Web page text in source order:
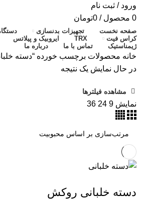
ورود / ثبت نام
0 محصول / تومان0
صفحه نخست تجهیزات بدنسازی
کراس فیت
TRX ایروبیک و پیلاتس
ژیمناستیک
تماس با ما درباره ما
خانه محصولات برچسب خورده “دسته
در حال نمایش یک نتیجه
مشاهده فیلترها
نمایش 9
24
36
دسته خلبانی روکش